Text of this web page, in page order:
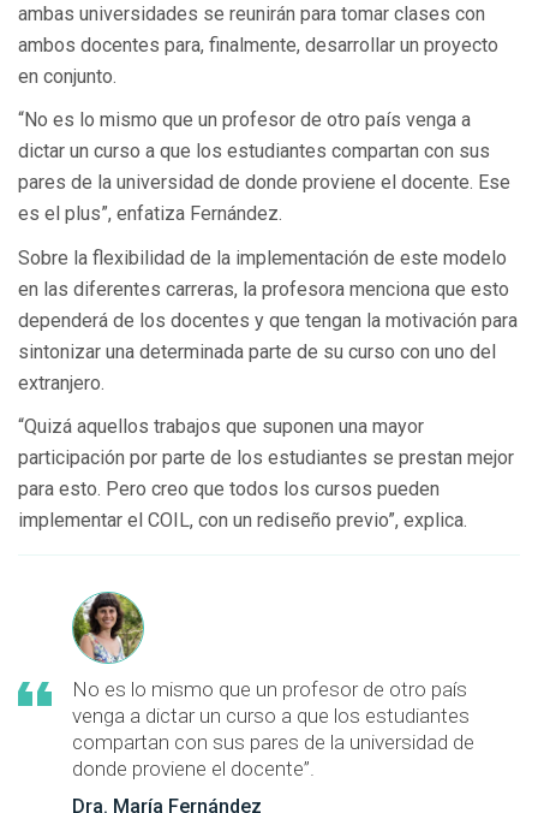
ambas universidades se reunirán para tomar clases con
ambos docentes para, finalmente, desarrollar un proyecto
en conjunto.
“No es lo mismo que un profesor de otro país venga a
dictar un curso a que los estudiantes compartan con sus
pares de la universidad de donde proviene el docente. Ese
es el plus”, enfatiza Fernández.
Sobre la flexibilidad de la implementación de este modelo
en las diferentes carreras, la profesora menciona que esto
dependerá de los docentes y que tengan la motivación para
sintonizar una determinada parte de su curso con uno del
extranjero.
“Quizá aquellos trabajos que suponen una mayor
participación por parte de los estudiantes se prestan mejor
para esto. Pero creo que todos los cursos pueden
implementar el COIL, con un rediseño previo”, explica.
No es lo mismo que un profesor de otro país
venga a dictar un curso a que los estudiantes
compartan con sus pares de la universidad de
donde proviene el docente”.
Dra. María Fernández